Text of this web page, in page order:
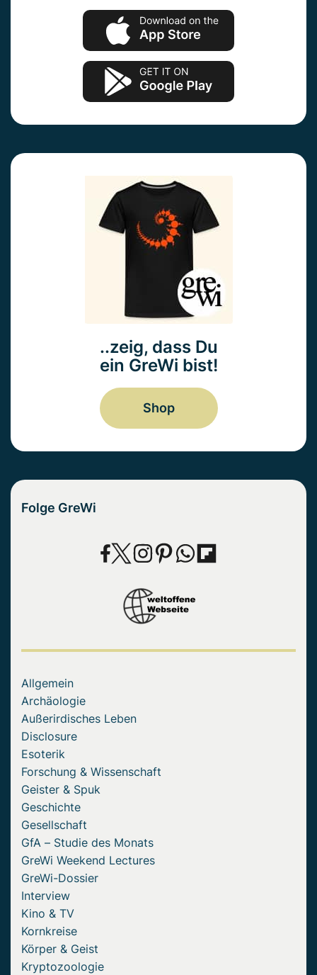
..zeig, dass Du
ein GreWi bist!
Shop
Folge GreWi
Allgemein
Archäologie
Außerirdisches Leben
Disclosure
Esoterik
Forschung & Wissenschaft
Geister & Spuk
Geschichte
Gesellschaft
GfA – Studie des Monats
GreWi Weekend Lectures
GreWi-Dossier
Interview
Kino & TV
Kornkreise
Körper & Geist
Kryptozoologie